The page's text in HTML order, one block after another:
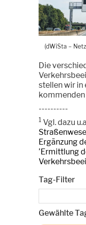
(dWiSta –
Die
stellen wir in
----------
1 Vgl. dazu
Ergänzung
’Ermittlung
Tag-Filter
Gewählte